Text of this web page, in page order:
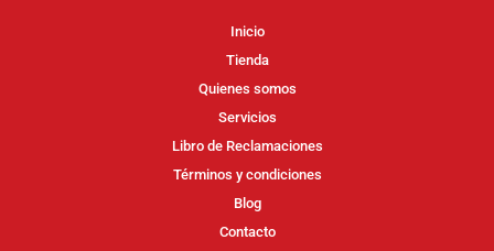
Inicio
Tienda
Quienes somos
Servicios
Libro de Reclamaciones
Términos y condiciones
Blog
Contacto